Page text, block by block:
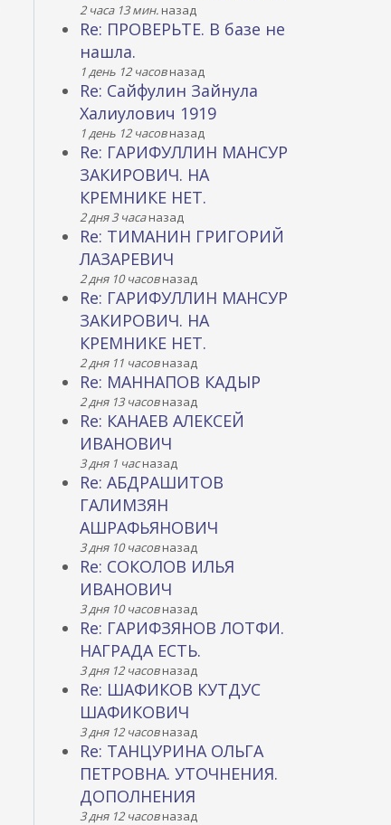
2 часа 13 мин.назад
Re: ПРОВЕРЬТЕ. В базе не
нашла.
1 день 12 часовназад
Re: Сайфулин Зайнула
Халиулович 1919
1 день 12 часовназад
Re: ГАРИФУЛЛИН МАНСУР
ЗАКИРОВИЧ. НА
КРЕМНИКЕ НЕТ.
2 дня 3 часаназад
Re: ТИМАНИН ГРИГОРИЙ
ЛАЗАРЕВИЧ
2 дня 10 часовназад
Re: ГАРИФУЛЛИН МАНСУР
ЗАКИРОВИЧ. НА
КРЕМНИКЕ НЕТ.
2 дня 11 часовназад
Re: МАННАПОВ КАДЫР
2 дня 13 часовназад
Re: КАНАЕВ АЛЕКСЕЙ
ИВАНОВИЧ
3 дня 1 часназад
Re: АБДРАШИТОВ
ГАЛИМЗЯН
АШРАФЬЯНОВИЧ
3 дня 10 часовназад
Re: СОКОЛОВ ИЛЬЯ
ИВАНОВИЧ
3 дня 10 часовназад
Re: ГАРИФЗЯНОВ ЛОТФИ.
НАГРАДА ЕСТЬ.
3 дня 12 часовназад
Re: ШАФИКОВ КУТДУС
ШАФИКОВИЧ
3 дня 12 часовназад
Re: ТАНЦУРИНА ОЛЬГА
ПЕТРОВНА. УТОЧНЕНИЯ.
ДОПОЛНЕНИЯ
3 дня 12 часовназад